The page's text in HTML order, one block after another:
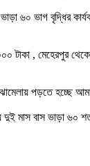
৬০ ভাগ বৃদ্ধির
টাকা ,
পড়তে হচ্ছে
বাস ভাড়া ৬০